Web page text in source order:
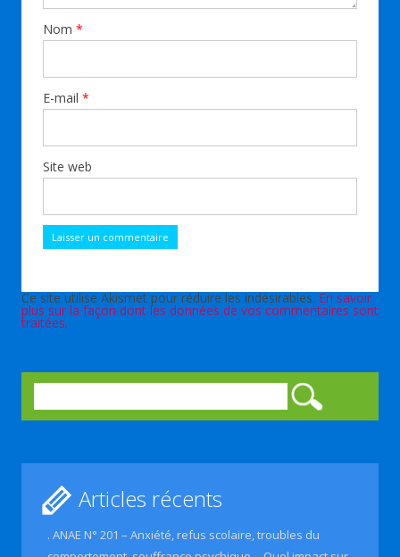
Nom *
E-mail *
Site web
Ce site utilise Akismet pour réduire les indésirables.En savoir
plus sur la façon dont les données de vos commentaires sont
traitées.
Articles récents
. ANAE N° 201 – Anxiété, refus scolaire, troubles du